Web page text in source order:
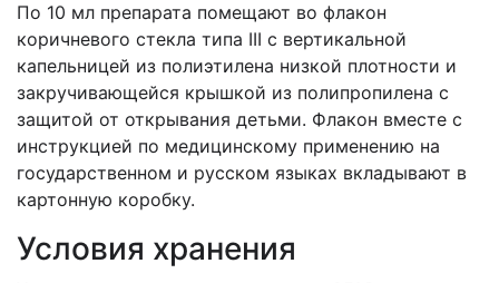
По 10 мл препарата помещают во флакон
коричневого стекла типа III с вертикальной
капельницей из полиэтилена низкой плотности и
закручивающейся крышкой из полипропилена с
защитой от открывания детьми. Флакон вместе с
инструкцией по медицинскому применению на
государственном и русском языках вкладывают в
картонную коробку.
Условия хранения